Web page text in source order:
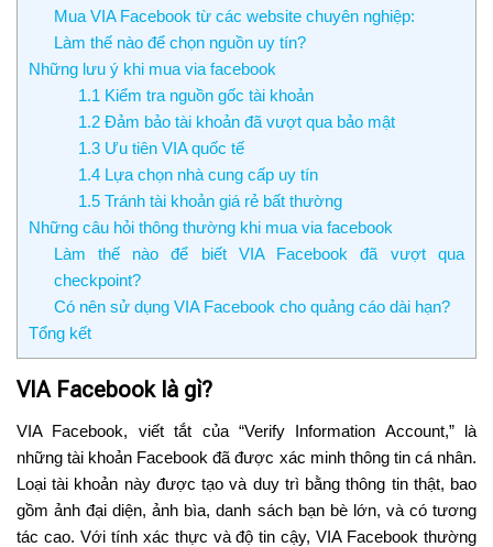
Mua VIA Facebook từ các website chuyên nghiệp:
Làm thế nào để chọn nguồn uy tín?
Những lưu ý khi mua via facebook
1.1 Kiểm tra nguồn gốc tài khoản
1.2 Đảm bảo tài khoản đã vượt qua bảo mật
1.3 Ưu tiên VIA quốc tế
1.4 Lựa chọn nhà cung cấp uy tín
1.5 Tránh tài khoản giá rẻ bất thường
Những câu hỏi thông thường khi mua via facebook
Làm thế nào để biết VIA Facebook đã vượt qua
checkpoint?
Có nên sử dụng VIA Facebook cho quảng cáo dài hạn?
Tổng kết
VIA Facebook là gì?
VIA Facebook, viết tắt của “Verify Information Account,” là
những tài khoản Facebook đã được xác minh thông tin cá nhân.
Loại tài khoản này được tạo và duy trì bằng thông tin thật, bao
gồm ảnh đại diện, ảnh bìa, danh sách bạn bè lớn, và có tương
tác cao. Với tính xác thực và độ tin cậy, VIA Facebook thường